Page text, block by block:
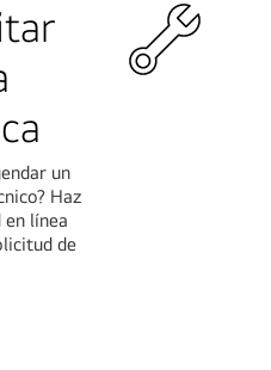
un
Haz
línea
de